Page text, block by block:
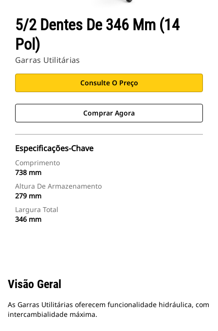
5/2 Dentes De 346 Mm (14
Pol)
Garras Utilitárias
Consulte O Preço
Comprar Agora
Especificações-Chave
Comprimento
738 mm
Altura De Armazenamento
279 mm
Largura Total
346 mm
Visão Geral
As Garras Utilitárias oferecem funcionalidade hidráulica, com
intercambialidade máxima.